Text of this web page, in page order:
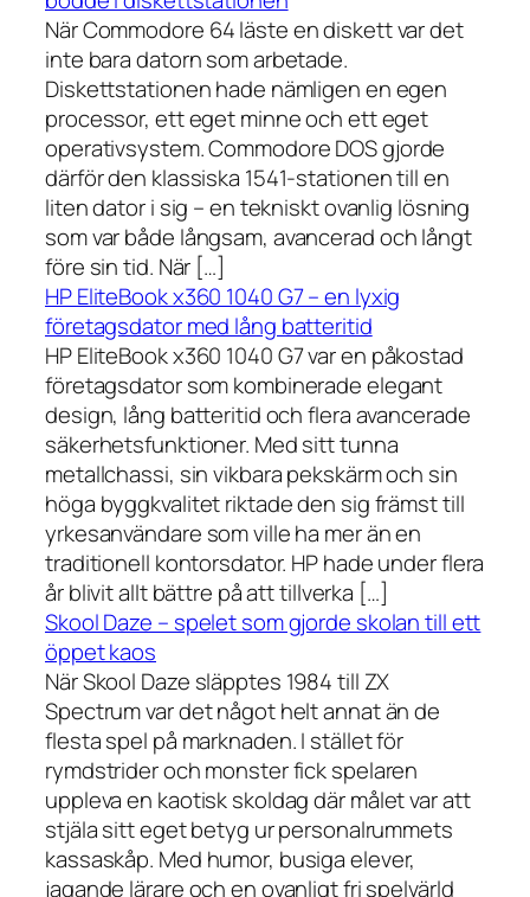
När Commodore 64 läste en diskett var det
inte bara datorn som arbetade.
Diskettstationen hade nämligen en egen
processor, ett eget minne och ett eget
operativsystem. Commodore DOS gjorde
därför den klassiska 1541-stationen till en
liten dator i sig – en tekniskt ovanlig lösning
som var både långsam, avancerad och långt
före sin tid. När […]
HP EliteBook x360 1040 G7 – en lyxig
företagsdator med lång batteritid
HP EliteBook x360 1040 G7 var en påkostad
företagsdator som kombinerade elegant
design, lång batteritid och flera avancerade
säkerhetsfunktioner. Med sitt tunna
metallchassi, sin vikbara pekskärm och sin
höga byggkvalitet riktade den sig främst till
yrkesanvändare som ville ha mer än en
traditionell kontorsdator. HP hade under flera
år blivit allt bättre på att tillverka […]
Skool Daze – spelet som gjorde skolan till ett
öppet kaos
När Skool Daze släpptes 1984 till ZX
Spectrum var det något helt annat än de
flesta spel på marknaden. I stället för
rymdstrider och monster fick spelaren
uppleva en kaotisk skoldag där målet var att
stjäla sitt eget betyg ur personalrummets
kassaskåp. Med humor, busiga elever,
jagande lärare och en ovanligt fri spelvärld